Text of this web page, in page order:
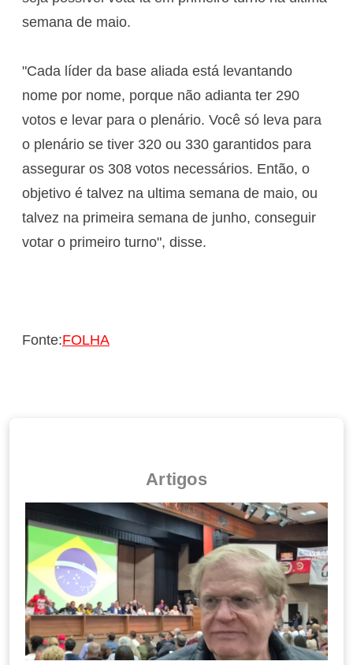
semana de maio.
"Cada líder da base aliada está levantando
nome por nome, porque não adianta ter 290
votos e levar para o plenário. Você só leva para
o plenário se tiver 320 ou 330 garantidos para
assegurar os 308 votos necessários. Então, o
objetivo é talvez na ultima semana de maio, ou
talvez na primeira semana de junho, conseguir
votar o primeiro turno", disse.
Fonte:FOLHA
Artigos